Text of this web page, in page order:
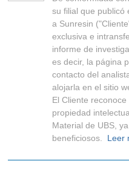
su filial que publicó
a Sunresin
exclusiva e
informe de
es decir, la página
contacto del
alojarla en el sitio
El Cliente
propiedad
Material de UBS,
beneficiosos. Leer